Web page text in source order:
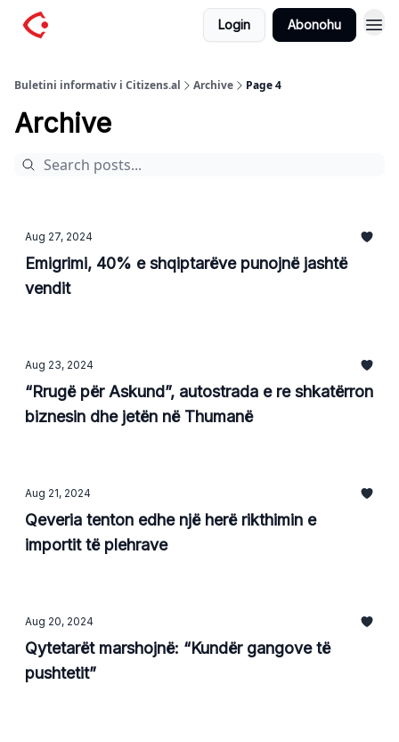
Login Abonohu
Buletini informativ i Citizens.al Archive Page 4
Archive
Aug 27, 2024
Emigrimi, 40% e shqiptarëve punojnë jashtë
vendit
Aug 23, 2024
“Rrugë për Askund”, autostrada e re shkatërron
biznesin dhe jetën në Thumanë
Aug 21, 2024
Qeveria tenton edhe një herë rikthimin e
importit të plehrave
Aug 20, 2024
Qytetarët marshojnë: “Kundër gangove të
pushtetit”